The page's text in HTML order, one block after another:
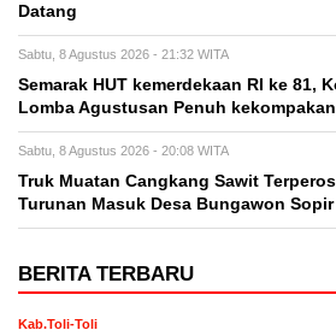
Datang
Sabtu, 8 Agustus 2026 - 21:32 WITA
Semarak HUT kemerdekaan RI ke 81,
Lomba Agustusan Penuh
Sabtu, 8 Agustus 2026 - 20:08 WITA
Truk Muatan Cangkang Sawit
Turunan Masuk Desa Bungawon Sopir
BERITA TERBARU
Kab.Toli-Toli